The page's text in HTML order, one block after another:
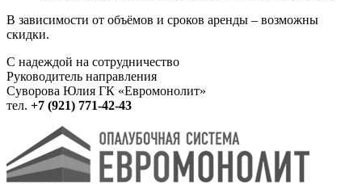
В зависимости от объёмов и сроков аренды – возможны
скидки.
С надеждой на сотрудничество
Руководитель направления
Суворова Юлия ГК «Евромонолит»
тел. +7 (921) 771-42-43